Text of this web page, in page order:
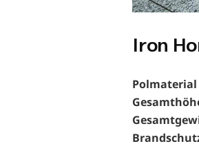
Iron
Polmaterial